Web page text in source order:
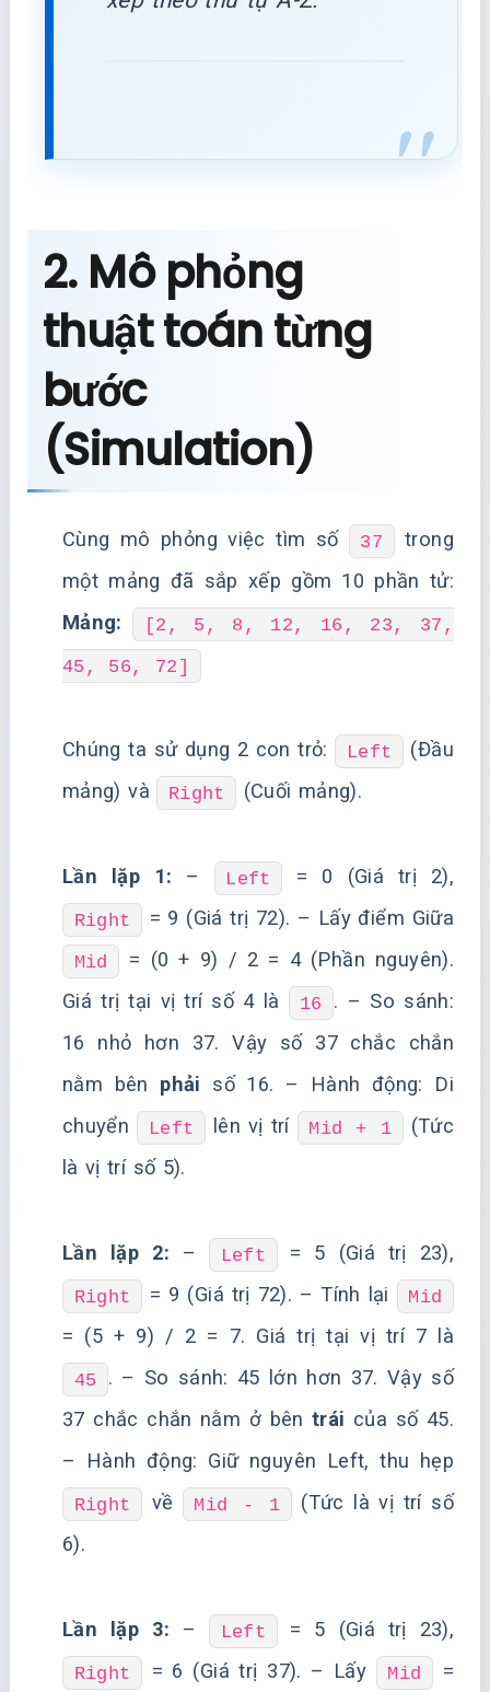
2. Mô phỏng
thuật toán từng
bước
(Simulation)
Cùng mô phỏng việc tìm số 37
trong
một mảng đã sắp xếp gồm 10 phần tử:
Mảng:
[2, 5, 8, 12, 16, 23, 37,
45, 56, 72]
Chúng ta sử dụng 2 con trỏ: Left
(Đầu
mảng) và
Right (Cuối mảng).
Lần lặp 1: – Left = 0 (Giá trị 2),
Right = 9 (Giá trị 72). – Lấy điểm Giữa
Mid
= (0 + 9) / 2 = 4 (Phần nguyên).
Giá trị tại vị trí số 4 là
16
. – So sánh:
16 nhỏ hơn 37. Vậy số 37 chắc chắn
nằm bên phải số 16. – Hành động: Di
chuyển
Left lên vị trí Mid + 1
(Tức
là vị trí số 5).
Lần lặp 2: – Left = 5 (Giá trị 23),
Right = 9 (Giá trị 72). – Tính lại Mid
= (5 + 9) / 2 = 7. Giá trị tại vị trí 7 là
45
. – So sánh: 45 lớn hơn 37. Vậy số
37 chắc chắn nằm ở bêntrái của số 45.
– Hành động: Giữ nguyên Left, thu hẹp
Right về Mid - 1
(Tức là vị trí số
6).
Lần lặp 3: – Left = 5 (Giá trị 23),
Right = 6 (Giá trị 37). – Lấy Mid
=